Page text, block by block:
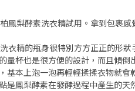
鳳梨酵素洗衣精試用。拿到包裹
衣精的瓶身很特別方方正正的形
量杯也是很方便的設計，而且傾
基本上泡一泡再輕輕揉揉衣物就
是鳳梨酵素在發酵過程中產生的